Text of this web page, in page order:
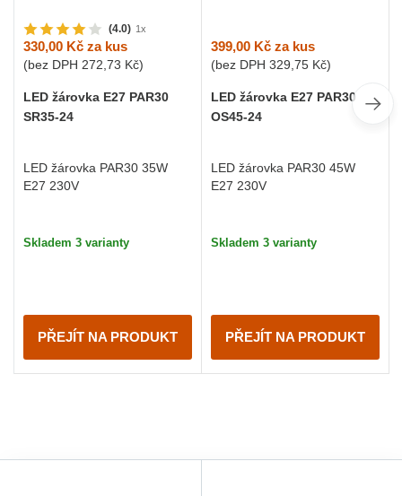
(4.0) 1x
330,00 Kč za kus
(bez DPH 272,73 Kč)
LED žárovka E27 PAR30
SR35-24
LED žárovka PAR30 35W
E27 230V
Skladem 3 varianty
PŘEJÍT NA PRODUKT
399,00 Kč za kus
(bez DPH 329,75 Kč)
LED žárovka E27 PAR30
OS45-24
LED žárovka PAR30 45W
E27 230V
Skladem 3 varianty
PŘEJÍT NA PRODUKT